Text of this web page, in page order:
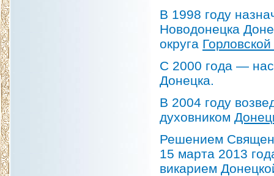
В 1998 году
Новодонецка
округа
С 2000 года —
Донецка.
В 2004 году
духовником
Решением
15 марта 2013
викарием